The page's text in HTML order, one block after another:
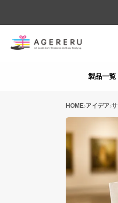
製品一覧
HOME アイデア